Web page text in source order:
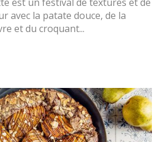
avec la patate douce, de la
et du croquant...